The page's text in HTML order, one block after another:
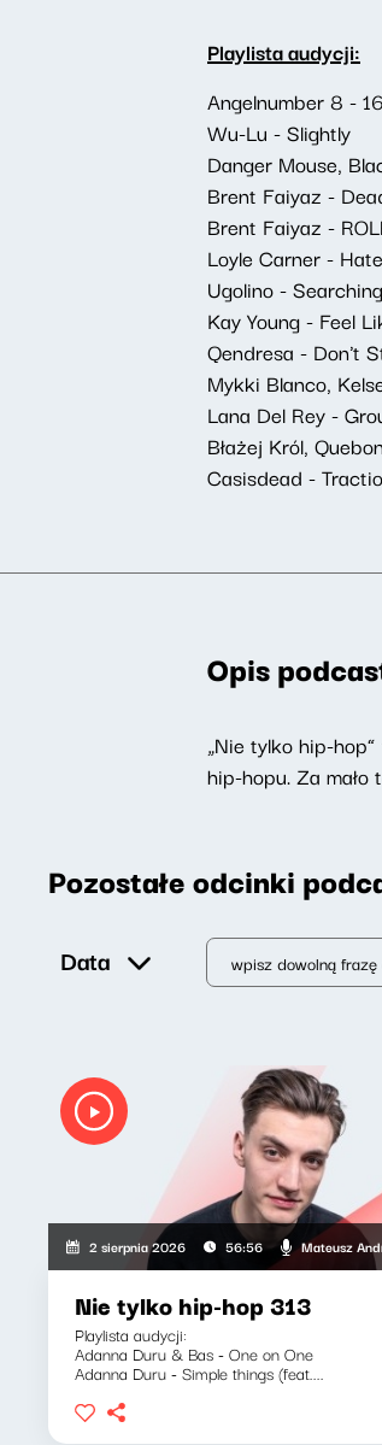
Playlista audycji:
Angelnumber 8 -
Wu-Lu - Slightly
Danger Mouse,
Brent Faiyaz -
Brent Faiyaz -
Loyle Carner - Hate
Ugolino - Searching
Kay Young - Feel
Qendresa - Don't
Mykki Blanco,
Lana Del Rey -
Błażej Król,
Casisdead -
Opis
„Nie tylko hip-
hip-hopu. Za
Pozostałe odcinki
Data
2 sierpnia 2026 56:56 Mateusz
Nie tylko hip-hop 313
Playlista audycji:
Adanna Duru & Bas - One on One
Adanna Duru - Simple things (feat....